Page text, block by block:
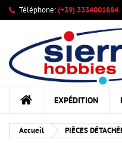
Téléphone:(+39) 3334001884
EXPÉDITION
Accueil PIÈCES